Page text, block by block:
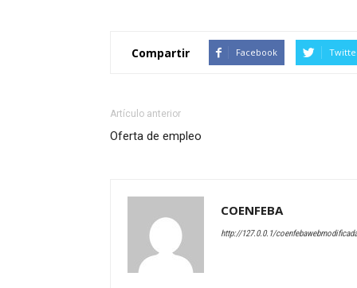
Compartir Facebook
Artículo anterior
Oferta de empleo
COENFEBA
http://127.0.0.1/coenfebawebmodificada